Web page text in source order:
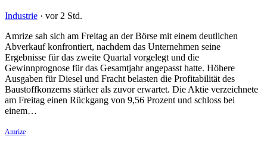
Industrie · vor 2 Std.
Amrize sah sich am Freitag an der Börse mit einem deutlichen
Abverkauf konfrontiert, nachdem das Unternehmen seine
Ergebnisse für das zweite Quartal vorgelegt und die
Gewinnprognose für das Gesamtjahr angepasst hatte. Höhere
Ausgaben für Diesel und Fracht belasten die Profitabilität des
Baustoffkonzerns stärker als zuvor erwartet. Die Aktie verzeichnete
am Freitag einen Rückgang von 9,56 Prozent und schloss bei
einem…
Amrize